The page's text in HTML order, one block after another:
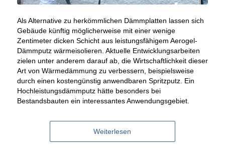
Als Alternative zu herkömmlichen Dämmplatten lassen sich
Gebäude künftig möglicherweise mit einer wenige
Zentimeter dicken Schicht aus leistungsfähigem Aerogel-
Dämmputz wärmeisolieren. Aktuelle Entwicklungsarbeiten
zielen unter anderem darauf ab, die Wirtschaftlichkeit dieser
Art von Wärmedämmung zu verbessern, beispielsweise
durch einen kostengünstig anwendbaren Spritzputz. Ein
Hochleistungsdämmputz hätte besonders bei
Bestandsbauten ein interessantes Anwendungsgebiet.
Weiterlesen